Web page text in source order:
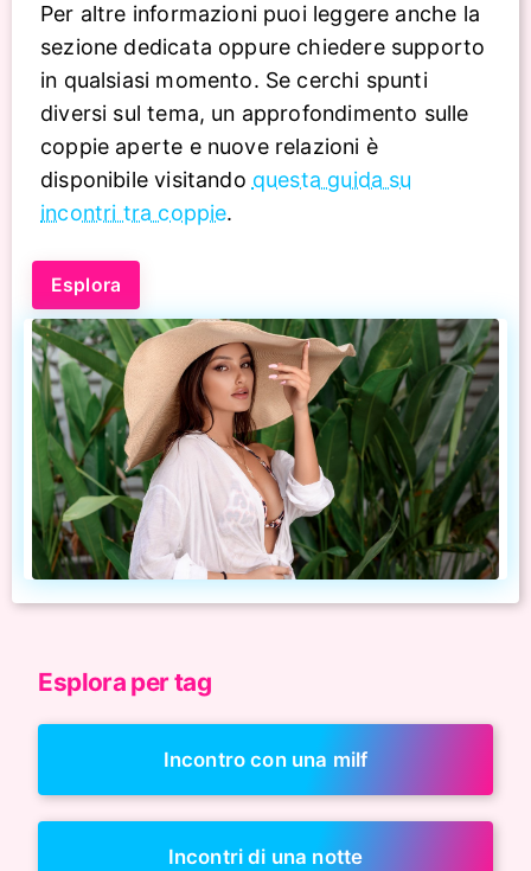
Per altre informazioni puoi leggere anche la
sezione dedicata oppure chiedere supporto
in qualsiasi momento. Se cerchi spunti
diversi sul tema, un approfondimento sulle
coppie aperte e nuove relazioni è
disponibile visitando questa guida su
incontri tra coppie.
Esplora
Esplora per tag
Incontro con una milf
Incontri di una notte